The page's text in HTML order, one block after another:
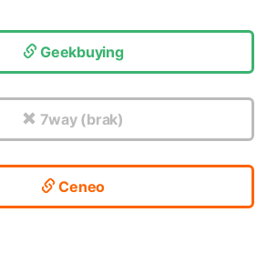
Geekbuying
7way (brak)
Ceneo